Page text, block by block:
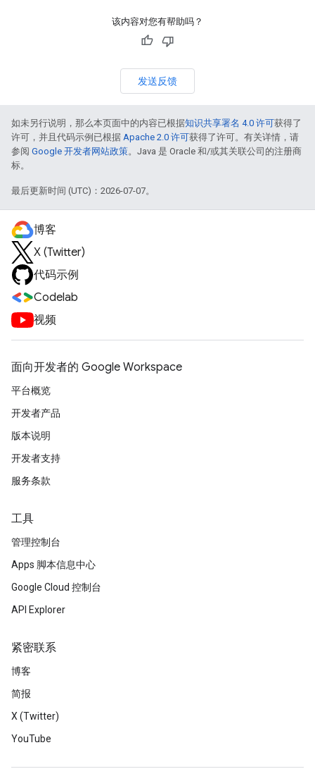
该内容对您有帮助吗？
发送反馈
如未另行说明，那么本页面中的内容已根据知识共享署名 4.0 许可获得了
许可，并且代码示例已根据 Apache 2.0 许可获得了许可。有关详情，请
参阅 Google 开发者网站政策。Java 是 Oracle 和/或其关联公司的注册商
标。
最后更新时间 (UTC)：2026-07-07。
博客
X (Twitter)
代码示例
Codelab
视频
面向开发者的 Google Workspace
平台概览
开发者产品
版本说明
开发者支持
服务条款
工具
管理控制台
Apps 脚本信息中心
Google Cloud 控制台
API Explorer
紧密联系
博客
简报
X (Twitter)
YouTube